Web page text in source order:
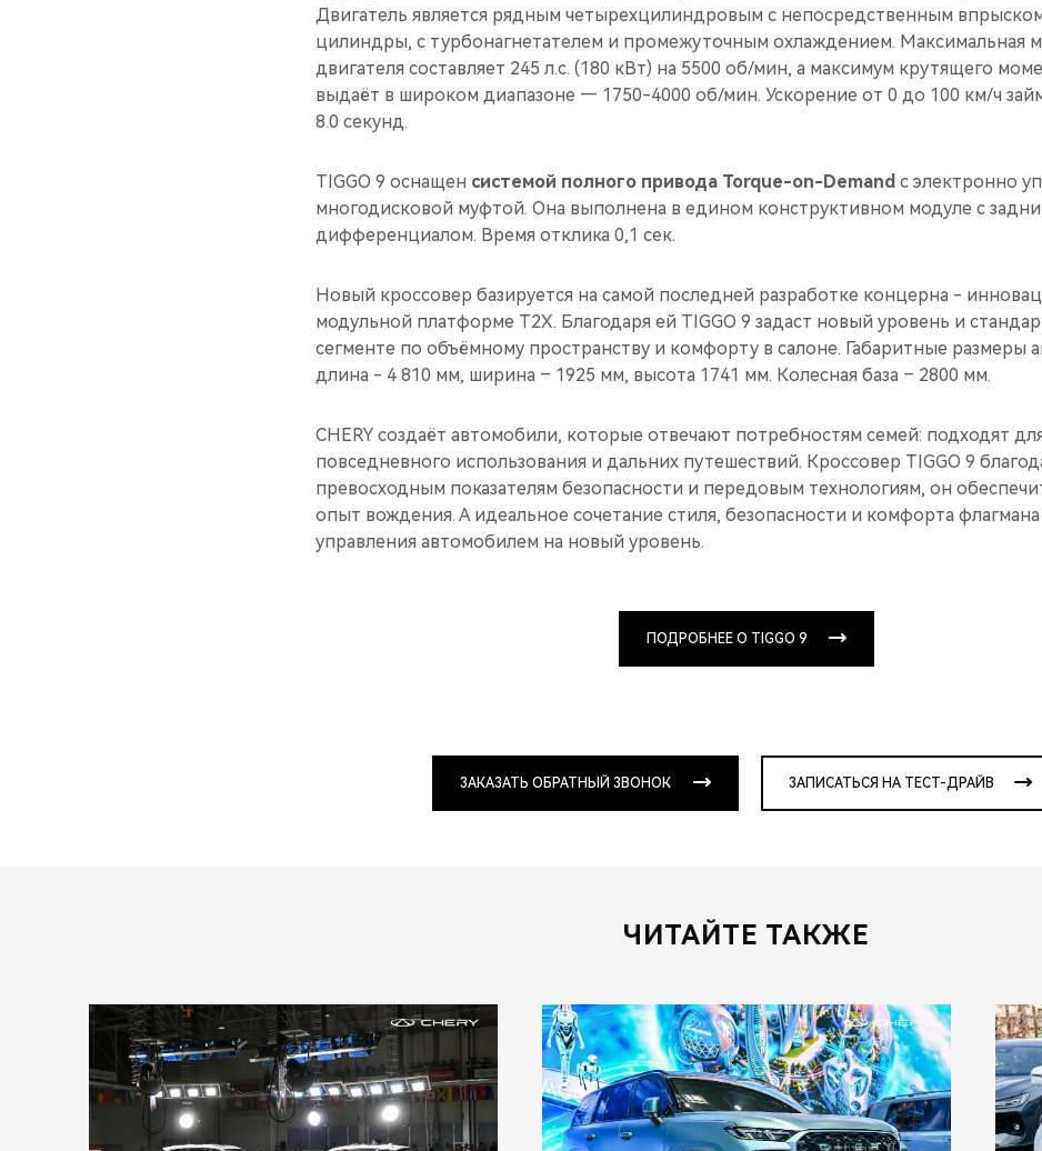
Двигатель является рядным четырехцилиндровым с непосредственным
цилиндры, с турбонагнетателем и промежуточным охлаждением. Максимальная
двигателя составляет 245 л.с. (180 кВт) на 5500 об/мин, а максимум крутящего
выдаёт в широком диапазоне — 1750-4000 об/мин. Ускорение от 0 до 100 км/ч
8.0 секунд.
TIGGO 9 оснащен системой полного привода Torque-on-Demand с электронно
многодисковой муфтой. Она выполнена в едином конструктивном модуле с
дифференциалом. Время отклика 0,1 сек.
Новый кроссовер базируется на самой последней разработке концерна -
модульной платформе T2X. Благодаря ей TIGGO 9 задаст новый уровень и
сегменте по объёмному пространству и комфорту в салоне. Габаритные размеры
длина - 4 810 мм, ширина – 1925 мм, высота 1741 мм. Колесная база – 2800 мм.
CHERY создаёт автомобили, которые отвечают потребностям семей: подходят
повседневного использования и дальних путешествий. Кроссовер TIGGO 9
превосходным показателям безопасности и передовым технологиям, он
опыт вождения. А идеальное сочетание стиля, безопасности и комфорта
управления автомобилем на новый уровень.
ПОДРОБНЕЕ О TIGGO 9
ЗАКАЗАТЬ ОБРАТНЫЙ ЗВОНОК ЗАПИСАТЬСЯ НА ТЕСТ-ДРАЙВ
ЧИТАЙТЕ ТАКЖЕ